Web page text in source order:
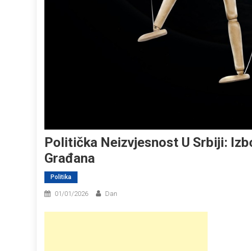
Politička Neizvjesnost U Srbiji:
Građana
Politika
01/01/2026 Dan